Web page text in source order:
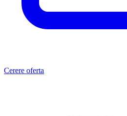
Cerere oferta